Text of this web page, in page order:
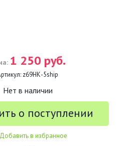
1 250 руб.
z69НК-5ship
Нет в наличии
о поступлении
в избранное